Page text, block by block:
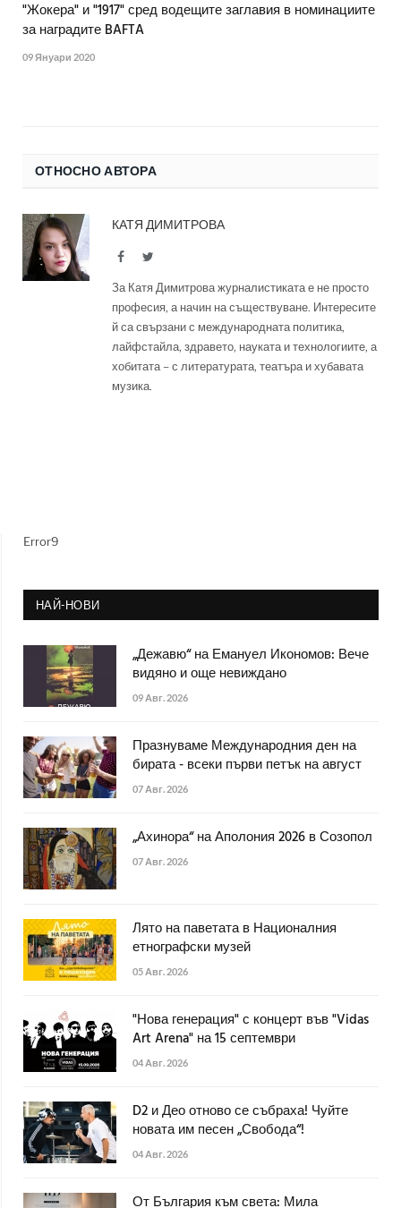
"Жокера" и "1917" сред водещите заглавия в номинациите
за наградите BAFTA
09 Януари 2020
ОТНОСНО АВТОРА
КАТЯ ДИМИТРОВА
FacebookTwitter
За Катя Димитрова журналистиката е не просто
професия, а начин на съществуване. Интересите
й са свързани с международната политика,
лайфстайла, здравето, науката и технологиите, а
хобитата – с литературата, театъра и хубавата
музика.
Error9
НАЙ-НОВИ
„Дежавю“ на Емануел Икономов: Вече
видяно и още невиждано
09 Авг. 2026
Празнуваме Международния ден на
бирата - всеки първи петък на август
07 Авг. 2026
„Ахинора“ на Аполония 2026 в Созопол
07 Авг. 2026
Лято на паветата в Националния
етнографски музей
05 Авг. 2026
"Нова генерация" с концерт във "Vidas
Art Arena" на 15 септември
04 Авг. 2026
D2 и Део отново се събраха! Чуйте
новата им песен „Свобода“!
04 Авг. 2026
От България към света: Мила